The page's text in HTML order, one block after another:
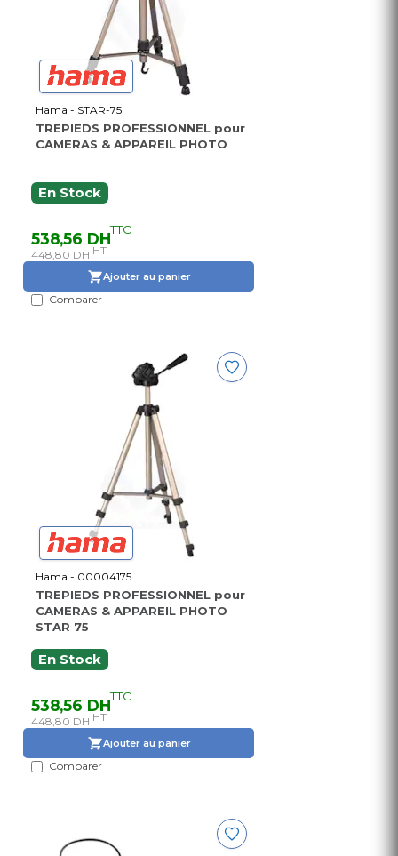
Hama - STAR-75
TREPIEDS PROFESSIONNEL pour
CAMERAS & APPAREIL PHOTO
En Stock
538,56 DHTTC
448,80 DH HT
Ajouter au panier
Comparer
Hama - 00004175
TREPIEDS PROFESSIONNEL pour
CAMERAS & APPAREIL PHOTO
STAR 75
En Stock
538,56 DHTTC
448,80 DH HT
Ajouter au panier
Comparer